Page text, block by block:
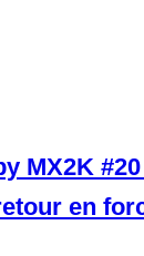
MX2K
en